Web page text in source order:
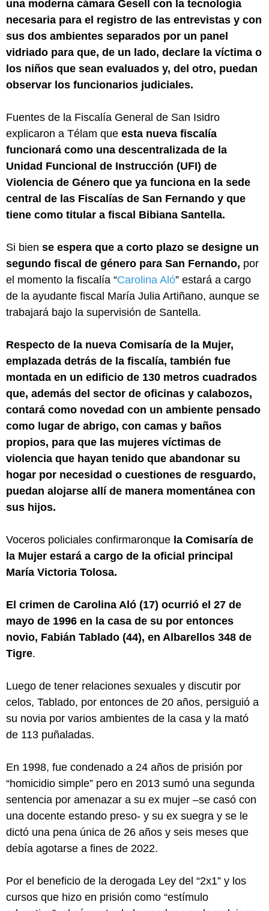
una moderna cámara Gesell con la tecnología
necesaria para el registro de las entrevistas y con
sus dos ambientes separados por un panel
vidriado para que, de un lado, declare la víctima o
los niños que sean evaluados y, del otro, puedan
observar los funcionarios judiciales.
Fuentes de la Fiscalía General de San Isidro
explicaron a Télam que esta nueva fiscalía
funcionará como una descentralizada de la
Unidad Funcional de Instrucción (UFI) de
Violencia de Género que ya funciona en la sede
central de las Fiscalías de San Fernando y que
tiene como titular a fiscal Bibiana Santella.
Si bien se espera que a corto plazo se designe un
segundo fiscal de género para San Fernando, por
el momento la fiscalía “Carolina Aló” estará a cargo
de la ayudante fiscal María Julia Artiñano, aunque se
trabajará bajo la supervisión de Santella.
Respecto de la nueva Comisaría de la Mujer,
emplazada detrás de la fiscalía, también fue
montada en un edificio de 130 metros cuadrados
que, además del sector de oficinas y calabozos,
contará como novedad con un ambiente pensado
como lugar de abrigo, con camas y baños
propios, para que las mujeres víctimas de
violencia que hayan tenido que abandonar su
hogar por necesidad o cuestiones de resguardo,
puedan alojarse allí de manera momentánea con
sus hijos.
Voceros policiales confirmaronque la Comisaría de
la Mujer estará a cargo de la oficial principal
María Victoria Tolosa.
El crimen de Carolina Aló (17) ocurrió el 27 de
mayo de 1996 en la casa de su por entonces
novio, Fabián Tablado (44), en Albarellos 348 de
Tigre.
Luego de tener relaciones sexuales y discutir por
celos, Tablado, por entonces de 20 años, persiguió a
su novia por varios ambientes de la casa y la mató
de 113 puñaladas.
En 1998, fue condenado a 24 años de prisión por
“homicidio simple” pero en 2013 sumó una segunda
sentencia por amenazar a su ex mujer –se casó con
una docente estando preso- y su ex suegra y se le
dictó una pena única de 26 años y seis meses que
debía agotarse a fines de 2022.
Por el beneficio de la derogada Ley del “2x1” y los
cursos que hizo en prisión como “estímulo